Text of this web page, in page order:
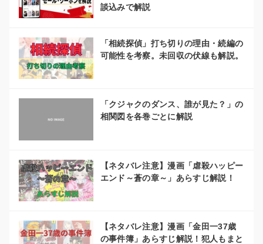
談込みで解説
「相続探偵」打ち切りの理由・続編の
可能性を考察。未回収の伏線も解説。
「クジャクのダンス、誰が見た？」の
相関図を各巻ごとに解説
【ネタバレ注意】漫画「虐殺ハッピー
エンド～蒼の章～」あらすじ解説！
【ネタバレ注意】漫画「金田一37歳
の事件簿」あらすじ解説！犯人もまと